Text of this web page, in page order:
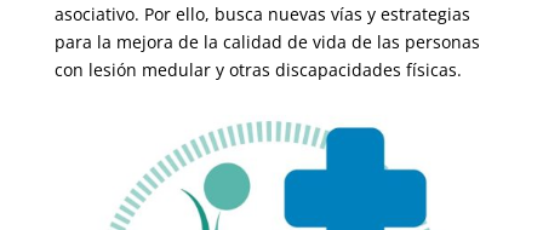
asociativo. Por ello, busca nuevas vías y estrategias
para la mejora de la calidad de vida de las personas
con lesión medular y otras discapacidades físicas.